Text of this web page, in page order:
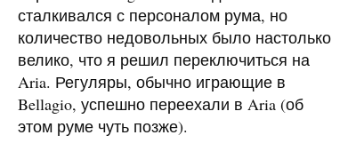
сталкивался с персоналом рума, но
количество недовольных было настолько
велико, что я решил переключиться на
Aria. Регуляры, обычно играющие в
Bellagio, успешно переехали в Aria (об
этом руме чуть позже).